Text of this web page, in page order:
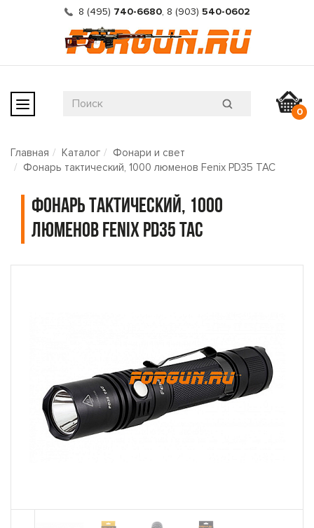
8 (495) 740-6680, 8 (903) 540-0602
0
Главная Каталог
Фонари и свет
Фонарь тактический, 1000 люменов Fenix PD35 TAC
Фонарь тактический, 1000
люменов Fenix PD35 TAC